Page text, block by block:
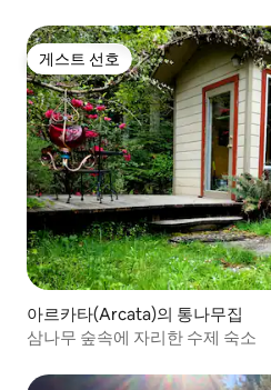
게스트 선호
게스트 선호
아르카타(Arcata)의 통나무집
삼나무 숲속에 자리한 수제 숙소